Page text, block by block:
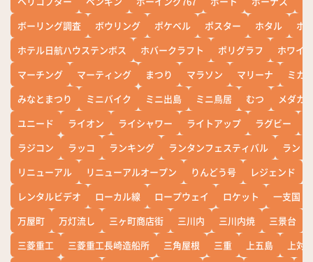
ボーリング調査
ボウリング ポケベル ポスター ホタル
ホ
ホテル日航ハウステンボス
ホバークラフト ポリグラフ
ホワイ
マーチング
マーティング まつり マラソン マリーナ
ミカ
みなとまつり
ミニバイク ミニ出島 ミニ鳥居 むつ
メダカ
ユニード
ライオン ライシャワー ライトアップ ラグビー
ラジコン
ラッコ ランキング ランタンフェスティバル
ランド
リニューアル
リニューアルオープン りんどう号 レジェンド
レンタルビデオ
ローカル線 ロープウェイ ロケット
一支国
万屋町
万灯流し 三ヶ町商店街 三川内 三川内焼 三景台
三菱重工
三菱重工長崎造船所 三角屋根 三重 上五島
上対